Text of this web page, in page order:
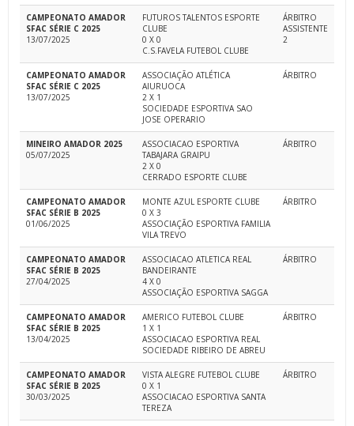
CAMPEONATO AMADOR
SFAC SÉRIE C 2025
13/07/2025
FUTUROS TALENTOS ESPORTE
CLUBE
0 X 0
C.S.FAVELA FUTEBOL CLUBE
ÁRBITRO
ASSISTENTE
2
CAMPEONATO AMADOR
SFAC SÉRIE C 2025
13/07/2025
ASSOCIAÇÃO ATLÉTICA
AIURUOCA
2 X 1
SOCIEDADE ESPORTIVA SAO
JOSE OPERARIO
ÁRBITRO
MINEIRO AMADOR 2025
05/07/2025
ASSOCIACAO ESPORTIVA
TABAJARA GRAIPU
2 X 0
CERRADO ESPORTE CLUBE
ÁRBITRO
CAMPEONATO AMADOR
SFAC SÉRIE B 2025
01/06/2025
MONTE AZUL ESPORTE CLUBE
0 X 3
ASSOCIAÇÃO ESPORTIVA FAMILIA
VILA TREVO
ÁRBITRO
CAMPEONATO AMADOR
SFAC SÉRIE B 2025
27/04/2025
ASSOCIACAO ATLETICA REAL
BANDEIRANTE
4 X 0
ASSOCIAÇÃO ESPORTIVA SAGGA
ÁRBITRO
CAMPEONATO AMADOR
SFAC SÉRIE B 2025
13/04/2025
AMERICO FUTEBOL CLUBE
1 X 1
ASSOCIACAO ESPORTIVA REAL
SOCIEDADE RIBEIRO DE ABREU
ÁRBITRO
CAMPEONATO AMADOR
SFAC SÉRIE B 2025
30/03/2025
VISTA ALEGRE FUTEBOL CLUBE
0 X 1
ASSOCIACAO ESPORTIVA SANTA
TEREZA
ÁRBITRO